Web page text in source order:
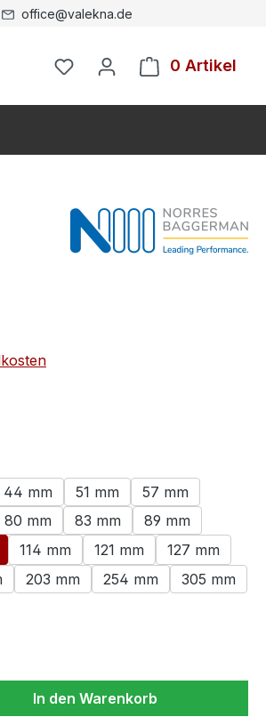
office@valekna.de
0 Artikel
44 mm 51 mm
57 mm
80 mm 83 mm
89 mm
114 mm 121 mm
127 mm
203 mm 254 mm 305 mm
gewünschten Wert
In den Warenkorb